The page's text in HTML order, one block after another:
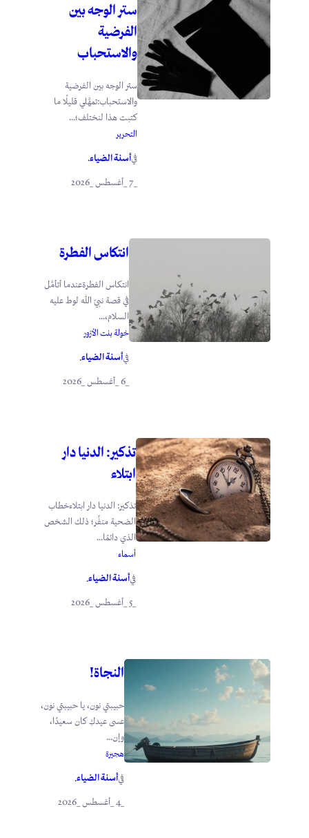
ستر الوجه بين
الفرضية
والاستحباب
ستر الوجه بين الفرضية
والاستحباب:تمهَّلي قليلًا ما
كتبت هذا لنختلف؛...
التحرير
فيأسنة الضياء.
انتكاس الفطرة
انتكاس الفطرةعندما أتأمَّل
في قصة نبيّ الله لوط عليه
السلام،...
خولة بنت الأزور
فيأسنة الضياء.
تذكير: الدنيا دار
ابتلاء
تذكير: الدنيا دار ابتلاءخطاب
الضحية منفِّر؛ ذلك الشخص
الذي دائمًا...
أسماء
فيأسنة الضياء.
_5 _أغسطس _2026
النجاة!
حبيبتي نون، يا حبيبتي نون،
عسى عيدكِ كان سعيدًا،
وإن...
هجيرة
فيأسنة الضياء.
_4 _أغسطس _2026